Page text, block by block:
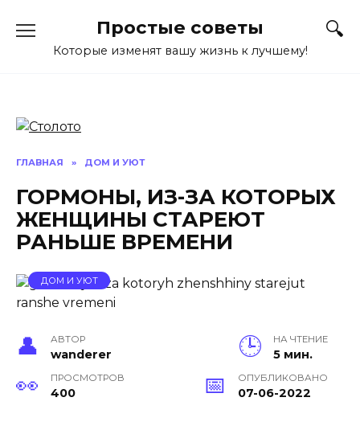
содержанию
Простые советы
Которые изменят вашу жизнь к лучшему!
ГЛАВНАЯ » ДОМ И УЮТ
ГОРМОНЫ, ИЗ-ЗА КОТОРЫХ
ЖЕНЩИНЫ СТАРЕЮТ
РАНЬШЕ ВРЕМЕНИ
ДОМ И УЮТ
АВТОР
wanderer
НА ЧТЕНИЕ
5 мин.
ПРОСМОТРОВ
400
ОПУБЛИКОВАНО
07-06-2022